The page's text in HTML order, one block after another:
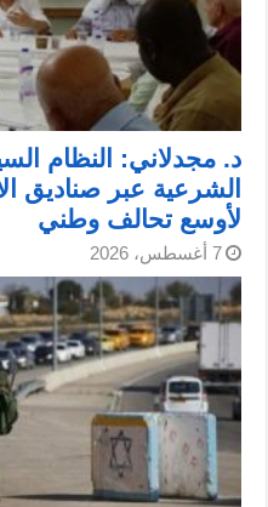
د. مجدلاني: النظام
الشرعية عبر صناديق
لأوسع تحالف وطني
7 أغسطس، 2026